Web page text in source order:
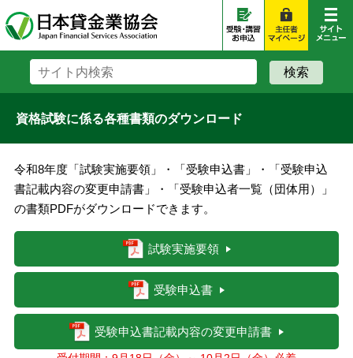
資格試験に係る各種書類のダウンロード
令和8年度「試験実施要領」・「受験申込書」・「受験申込
書記載内容の変更申請書」・「受験申込者一覧（団体用）」
の書類PDFがダウンロードできます。
試験実施要領
受験申込書
受験申込書記載内容の変更申請書